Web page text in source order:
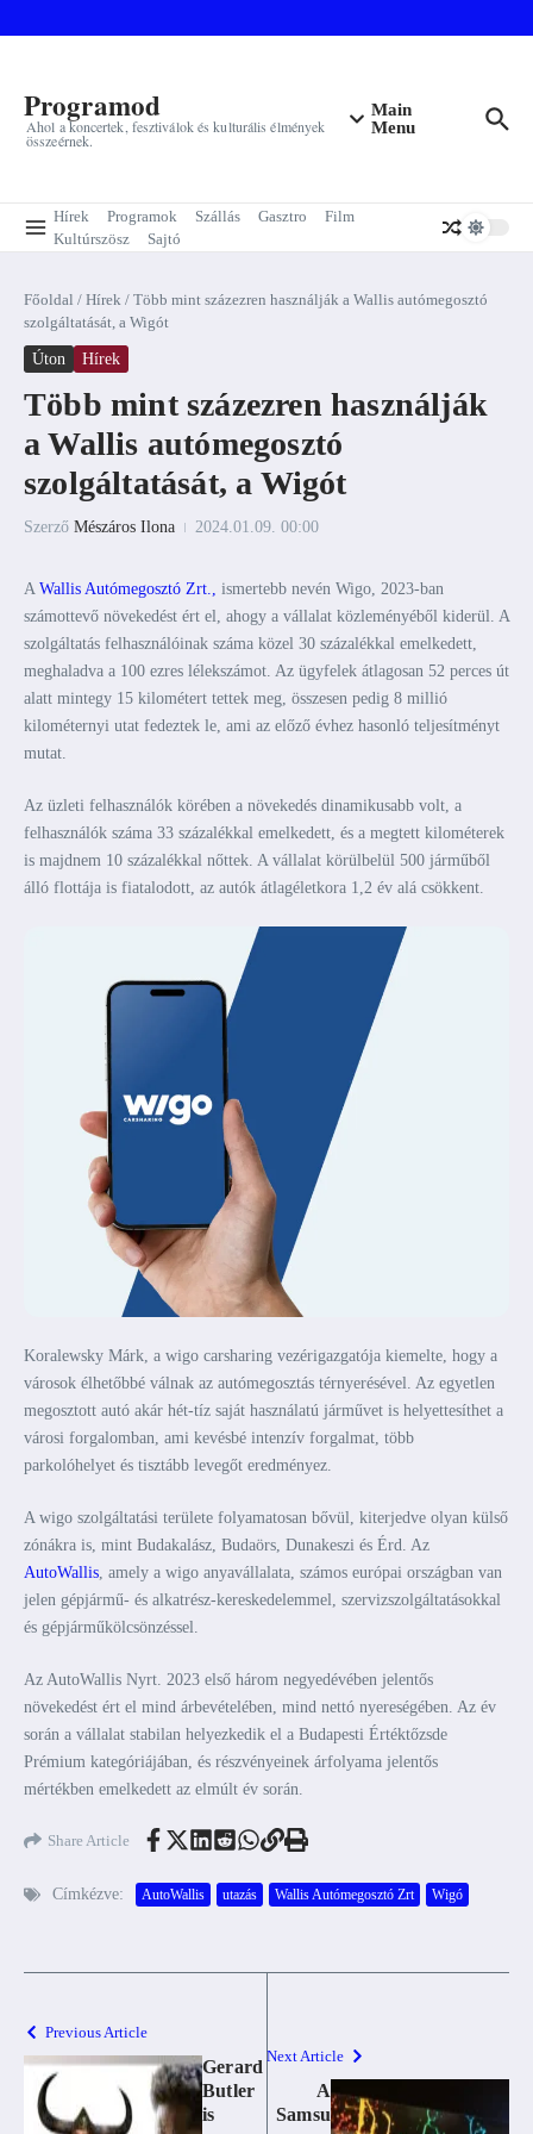
Programod
Ahol a koncertek, fesztiválok és kulturális élmények
összeérnek.
Main
Menu
Hírek Programok Szállás Gasztro
Film
Kultúrszösz
Sajtó
Főoldal / Hírek / Több mint százezren használják a Wallis autómegosztó
szolgáltatását, a Wigót
Úton Hírek
Több mint százezren használják
a Wallis autómegosztó
szolgáltatását, a Wigót
Szerző Mészáros Ilona 2024.01.09. 00:00
A Wallis Autómegosztó Zrt., ismertebb nevén Wigo, 2023-ban
számottevő növekedést ért el, ahogy a vállalat közleményéből kiderül. A
szolgáltatás felhasználóinak száma közel 30 százalékkal emelkedett,
meghaladva a 100 ezres lélekszámot. Az ügyfelek átlagosan 52 perces út
alatt mintegy 15 kilométert tettek meg, összesen pedig 8 millió
kilométernyi utat fedeztek le, ami az előző évhez hasonló teljesítményt
mutat.
Az üzleti felhasználók körében a növekedés dinamikusabb volt, a
felhasználók száma 33 százalékkal emelkedett, és a megtett kilométerek
is majdnem 10 százalékkal nőttek. A vállalat körülbelül 500 járműből
álló flottája is fiatalodott, az autók átlagéletkora 1,2 év alá csökkent.
Koralewsky Márk, a wigo carsharing vezérigazgatója kiemelte, hogy a
városok élhetőbbé válnak az autómegosztás térnyerésével. Az egyetlen
megosztott autó akár hét-tíz saját használatú járművet is helyettesíthet a
városi forgalomban, ami kevésbé intenzív forgalmat, több
parkolóhelyet és tisztább levegőt eredményez.
A wigo szolgáltatási területe folyamatosan bővül, kiterjedve olyan külső
zónákra is, mint Budakalász, Budaörs, Dunakeszi és Érd. Az
AutoWallis, amely a wigo anyavállalata, számos európai országban van
jelen gépjármű- és alkatrész-kereskedelemmel, szervizszolgáltatásokkal
és gépjárműkölcsönzéssel.
Az AutoWallis Nyrt. 2023 első három negyedévében jelentős
növekedést ért el mind árbevételében, mind nettó nyereségében. Az év
során a vállalat stabilan helyezkedik el a Budapesti Értéktőzsde
Prémium kategóriájában, és részvényeinek árfolyama jelentős
mértékben emelkedett az elmúlt év során.
Share Article
Címkézve: AutoWallis utazás Wallis Autómegosztó Zrt Wigó
Previous Article
Gerard
Butler
is
Next Article
A
Samsu